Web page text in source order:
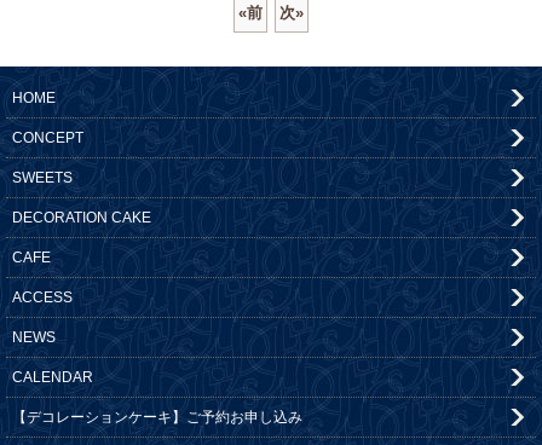
«前 次»
HOME
CONCEPT
SWEETS
DECORATION CAKE
CAFE
ACCESS
NEWS
CALENDAR
【デコレーションケーキ】ご予約お申し込み